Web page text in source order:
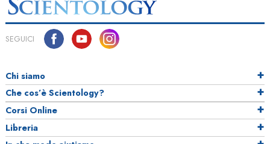
SEGUICI
Chi siamo
Che cos’è Scientology?
Corsi Online
Libreria